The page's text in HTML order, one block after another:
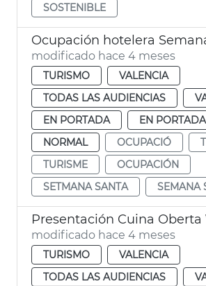
SOSTENIBLE
modificado hace 4 meses
TURISMO
VALENCIA
TODAS LAS AUDIENCIAS
EN PORTADA
EN
NORMAL
OCUPACIÓ
TURISME
OCUPACIÓN
SETMANA SANTA
SEMANA
modificado hace 4 meses
TURISMO
VALENCIA
TODAS LAS AUDIENCIAS